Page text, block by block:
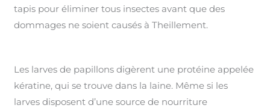
tapis pour éliminer tous insectes avant que des
dommages ne soient causés à Theillement.
Les larves de papillons digèrent une protéine appelée
kératine, qui se trouve dans la laine. Même si les
larves disposent d’une source de nourriture